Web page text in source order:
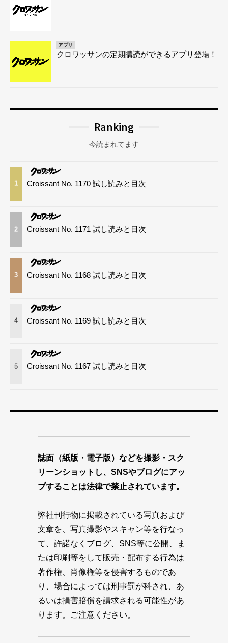
アプリ
クロワッサンの定期購読ができるアプリ登場！
Ranking
今読まれてます
1 Croissant No. 1170 試し読みと目次
2 Croissant No. 1171 試し読みと目次
3 Croissant No. 1168 試し読みと目次
4 Croissant No. 1169 試し読みと目次
5 Croissant No. 1167 試し読みと目次
誌面（紙版・電子版）などを撮影・スク
リーンショットし、SNSやブログにアッ
プすることは法律で禁止されています。
弊社刊行物に掲載されている写真および
文章を、写真撮影やスキャン等を行なっ
て、許諾なくブログ、SNS等に公開、ま
たは印刷等をして販売・配布する行為は
著作権、肖像権等を侵害するものであ
り、場合によっては刑事罰が科され、あ
るいは損害賠償を請求される可能性があ
ります。ご注意ください。